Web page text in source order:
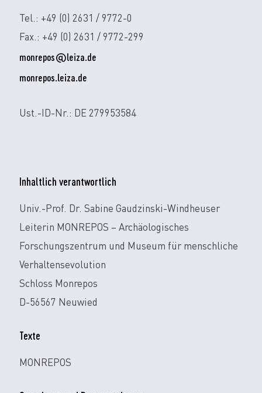
Tel.: +49 (0) 2631 / 9772-0
Fax.: +49 (0) 2631 / 9772-299
monrepos@leiza.de
monrepos.leiza.de
Ust.-ID-Nr.: DE 279953584
Inhaltlich verantwortlich
Univ.-Prof. Dr. Sabine Gaudzinski-Windheuser
Leiterin MONREPOS – Archäologisches
Forschungszentrum und Museum für menschliche
Verhaltensevolution
Schloss Monrepos
D-56567 Neuwied
Texte
MONREPOS